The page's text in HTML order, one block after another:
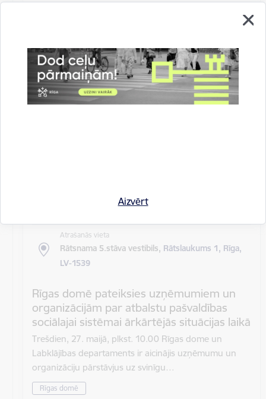
Aizvērt
Rīgas pilsētas pagaidu administrācijas
14.sēde (ārkārtas)
Sēdes darba kārtība: Grozījumi Rīgas domes 2016.
gada 19. aprīļa saistošajos noteikumos Nr. 198 "Par
Atrašanās vieta
Rātsnama 5.stāva vestibils, Rātslaukums 1, Rīga,
LV-1539
Rīgas domē pateiksies uzņēmumiem un
organizācijām par atbalstu pašvaldības
sociālajai sistēmai ārkārtējās situācijas laikā
Trešdien, 27. maijā, plkst. 10.00 Rīgas dome un
Labklājības departaments ir aicinājis uzņēmumu un
organizāciju pārstāvjus uz svinīgu…
Rīgas domē